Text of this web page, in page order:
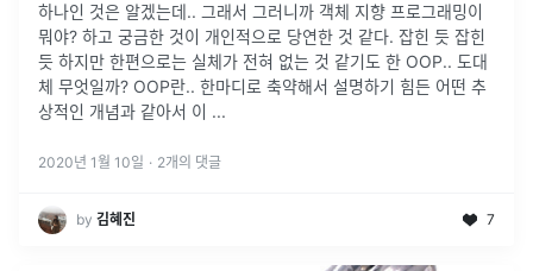
하나인 것은 알겠는데.. 그래서 그러니까 객체 지향 프로그래밍이
뭐야? 하고 궁금한 것이 개인적으로 당연한 것 같다. 잡힌 듯 잡힌
듯 하지만 한편으로는 실체가 전혀 없는 것 같기도 한 OOP.. 도대
체 무엇일까? OOP란.. 한마디로 축약해서 설명하기 힘든 어떤 추
상적인 개념과 같아서 이 ...
2020년 1월 10일 · 2개의 댓글
by 김혜진 7